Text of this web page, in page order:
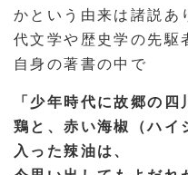
かという由来は諸説あ
代文学や歴史学の先駆
自身の著書の中で
「少年時代に故郷の
鶏と、赤い海椒（ハイ
入った辣油は、